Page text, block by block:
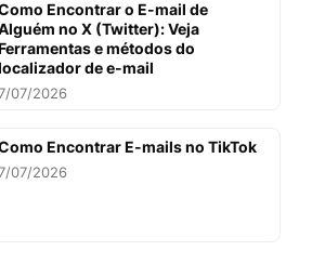
Encontrar o E-mail de
no X (Twitter): Veja
e métodos do
de e-mail
07/2026
Encontrar E-mails no TikTok
07/2026